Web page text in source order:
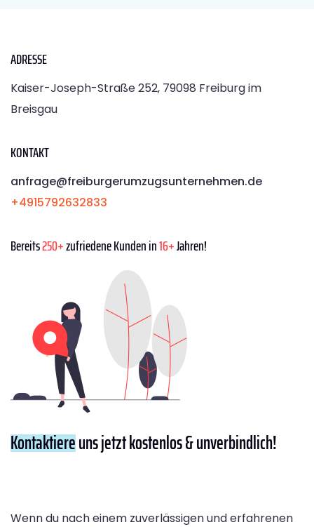
ADRESSE
Kaiser-Joseph-Straße 252, 79098 Freiburg im
Breisgau
KONTAKT
anfrage@freiburgerumzugsunternehmen.de
+4915792632833
Bereits250+zufriedene Kunden in16+Jahren!
Kontaktiereuns jetzt kostenlos & unverbindlich!
Wenn du nach einem zuverlässigen und erfahrenen